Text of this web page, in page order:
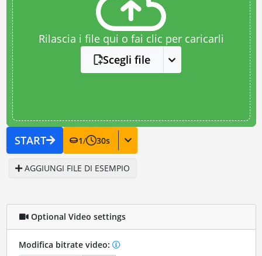
Rilascia i file qui o fai clic per caricarli
Scegli file
START 1/ 30s
AGGIUNGI FILE DI ESEMPIO
Optional Video settings
Modifica bitrate video: